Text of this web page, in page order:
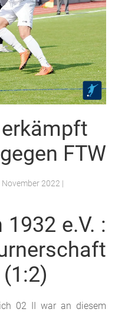
FTW
November 2022 |
e.V. :
02 II war an diesem